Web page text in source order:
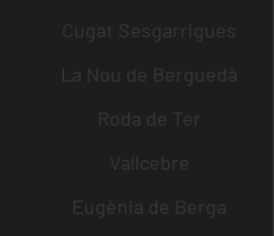
Cugat Sesgarrigues
La Nou de Berguedà
Roda de Ter
Vallcebre
Eugènia de Berga